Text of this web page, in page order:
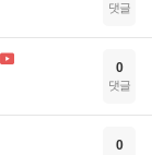
댓글
0
댓글
0